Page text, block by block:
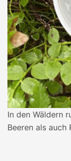
In den Wäldern
Beeren als auch